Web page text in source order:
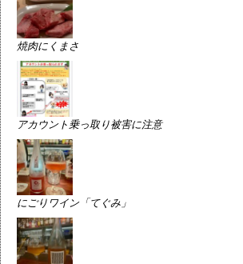
焼肉にくまさ
アカウント乗っ取り被害に注意
にごりワイン「てぐみ」